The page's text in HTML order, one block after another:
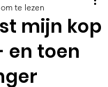
mijn kop
en toen
te lezen